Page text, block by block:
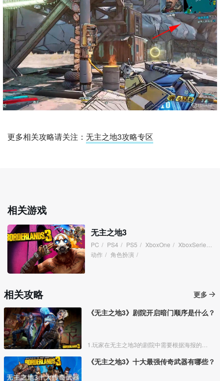
更多相关攻略请关注： 无主之地3攻略专区
相关游戏
无主之地3
PC / PS4 / PS5 / XboxOne / XboxSeries
动作 / 角色扮演 /
相关攻略
更多
《无主之地3》剧院开启暗门顺序是什么？
1.玩家在无主之地3的剧院中需要根据海报的提示，开启暗门，可以看到戴护目镜的是提丰，背后是无主之地的λ标志，背景是黄色的。
《无主之地3》十大最强传奇武器有哪些？